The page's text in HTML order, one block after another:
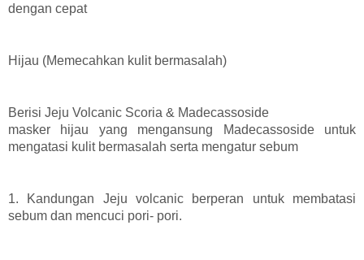
dengan cepat
Hijau (Memecahkan kulit bermasalah)
Berisi Jeju Volcanic Scoria & Madecassoside
masker hijau yang mengansung Madecassoside untuk
mengatasi kulit bermasalah serta mengatur sebum
1. Kandungan Jeju volcanic berperan untuk membatasi
sebum dan mencuci pori- pori.